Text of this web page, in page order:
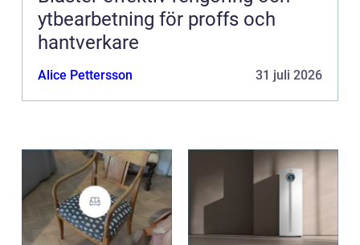
ytbearbetning för proffs och
hantverkare
Alice Pettersson 31 juli 2026